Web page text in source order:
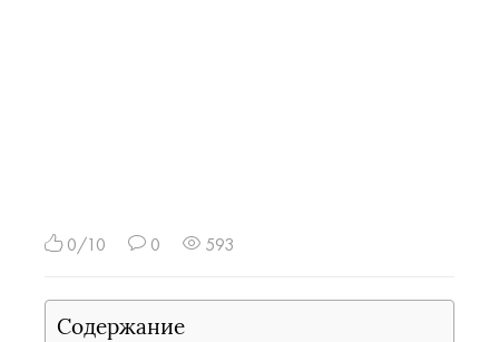
0/10 0 593
Содержание